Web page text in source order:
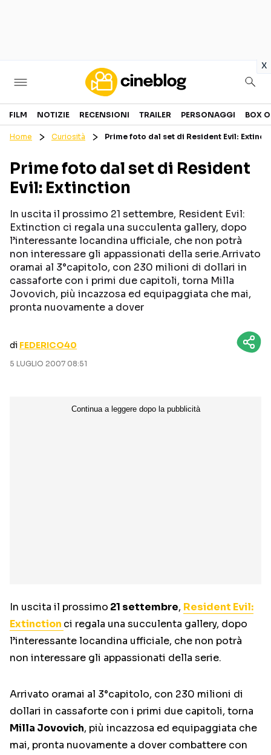
x
Cinema
GENERI
PERSONAGGI
CANALI STREAMING
Categorie
NOTIZIE
CURIOSITÀ
RECENSIONI
TRAILER
BOX OFFICE
FILM NOTIZIE RECENSIONI TRAILER PERSONAGGI BOX
Home Curiosità Prime foto dal set di Resident Evil:
Prime foto dal set di Resident
Evil: Extinction
In uscita il prossimo 21 settembre, Resident Evil:
Extinction ci regala una succulenta gallery, dopo
l’interessante locandina ufficiale, che non potrà
non interessare gli appassionati della serie.Arrivato
oramai al 3°capitolo, con 230 milioni di dollari in
cassaforte con i primi due capitoli, torna Milla
Jovovich, più incazzosa ed equipaggiata che mai,
pronta nuovamente a dover
di FEDERICO40
5 LUGLIO 2007 08:51
In uscita il prossimo 21 settembre, Resident Evil:
Extinction ci regala una succulenta gallery, dopo
l’interessante locandina ufficiale, che non potrà
non interessare gli appassionati della serie.
Arrivato oramai al 3°capitolo, con 230 milioni di
dollari in cassaforte con i primi due capitoli, torna
Milla Jovovich, più incazzosa ed equipaggiata che
mai, pronta nuovamente a dover combattere con